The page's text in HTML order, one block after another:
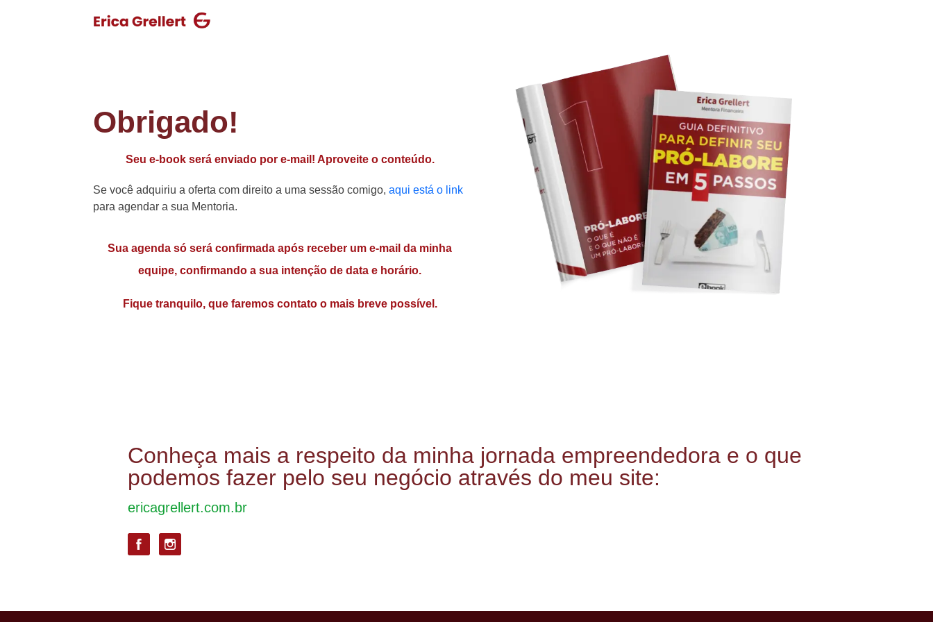
Obrigado!
Seu e-book será enviado por e-mail! Aproveite o conteúdo.
Se você adquiriu a oferta com direito a uma sessão comigo,aqui está o link
para agendar a sua Mentoria.
Sua agenda só será confirmada após receber um e-mail da minha
equipe, confirmando a sua intenção de data e horário.
Fique tranquilo, que faremos contato o mais breve possível.
Conheça mais a respeito da minha jornada empreendedora e o que
podemos fazer pelo seu negócio através do meu site:
ericagrellert.com.br